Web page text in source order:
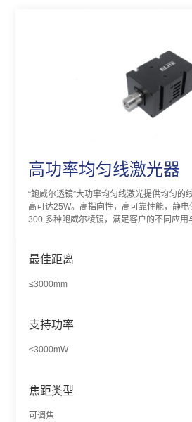
高功率均匀线激光器
“鲍威尔透镜”大功率均匀线激光提供均匀的
高可达25W。高指向性，高可靠性能，静
300 多种鲍威尔棱镜，满足客户的不同应用
最佳距离
≤3000mm
支持功率
≤3000mW
焦距类型
可调焦